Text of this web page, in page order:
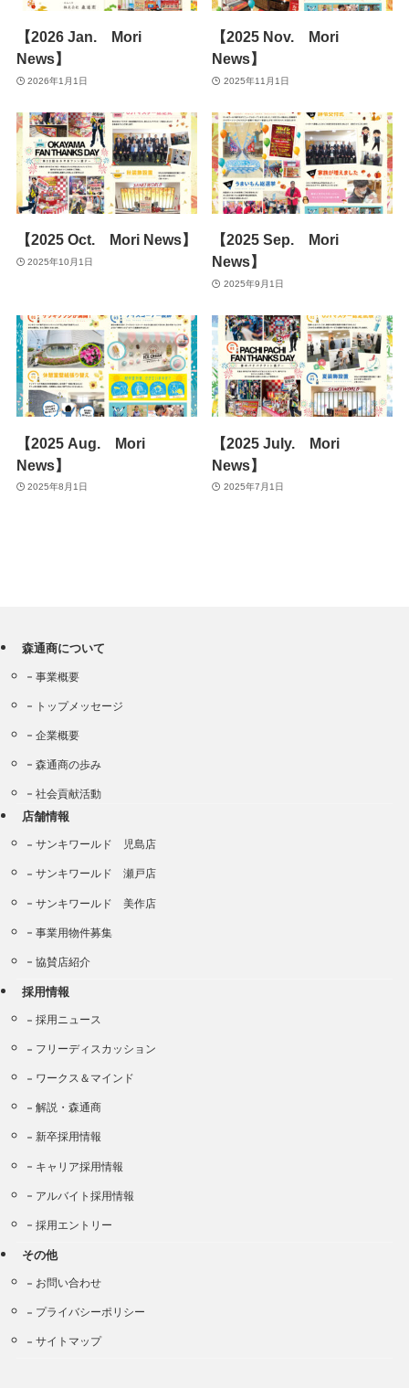
【2026 Jan. Mori
News】
2026年1月1日
【2025 Nov. Mori
News】
2025年11月1日
【2025 Oct. Mori News】
2025年10月1日
【2025 Sep. Mori
News】
2025年9月1日
【2025 Aug. Mori
News】
2025年8月1日
【2025 July. Mori
News】
2025年7月1日
森通商について
事業概要
トップメッセージ
企業概要
森通商の歩み
社会貢献活動
店舗情報
サンキワールド 児島店
サンキワールド 瀬戸店
サンキワールド 美作店
事業用物件募集
協賛店紹介
採用情報
採用ニュース
フリーディスカッション
ワークス＆マインド
解説・森通商
新卒採用情報
キャリア採用情報
アルバイト採用情報
採用エントリー
その他
お問い合わせ
プライバシーポリシー
サイトマップ